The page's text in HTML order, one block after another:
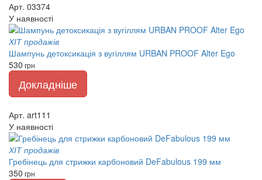
Арт. 03374
У наявності
ХІТ продажів
Шампунь детоксикація з вугіллям URBAN PROOF Alter Ego
530 грн
Докладніше
Арт. art111
У наявності
ХІТ продажів
Гребінець для стрижки карбоновий DeFabulous 199 мм
350 грн